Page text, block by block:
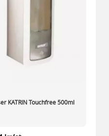
KATRIN Touchfree 500ml